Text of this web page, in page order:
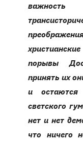
важность
порывы
принять их
и
светского
нет и нет
что ничего